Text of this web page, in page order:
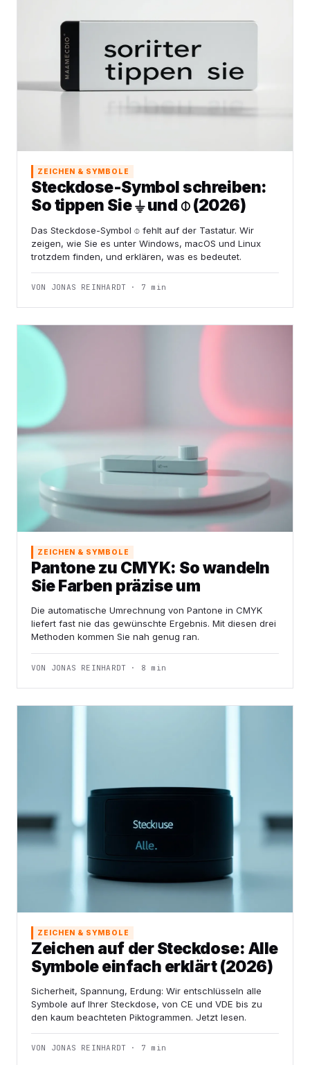
ZEICHEN & SYMBOLE
Steckdose-Symbol schreiben:
So tippen Sie ⏚ und ⌽ (2026)
Das Steckdose-Symbol ⌽ fehlt auf der Tastatur. Wir
zeigen, wie Sie es unter Windows, macOS und Linux
trotzdem finden, und erklären, was es bedeutet.
VON JONAS REINHARDT · 7 min
ZEICHEN & SYMBOLE
Pantone zu CMYK: So wandeln
Sie Farben präzise um
Die automatische Umrechnung von Pantone in CMYK
liefert fast nie das gewünschte Ergebnis. Mit diesen drei
Methoden kommen Sie nah genug ran.
VON JONAS REINHARDT · 8 min
ZEICHEN & SYMBOLE
Zeichen auf der Steckdose: Alle
Symbole einfach erklärt (2026)
Sicherheit, Spannung, Erdung: Wir entschlüsseln alle
Symbole auf Ihrer Steckdose, von CE und VDE bis zu
den kaum beachteten Piktogrammen. Jetzt lesen.
VON JONAS REINHARDT · 7 min